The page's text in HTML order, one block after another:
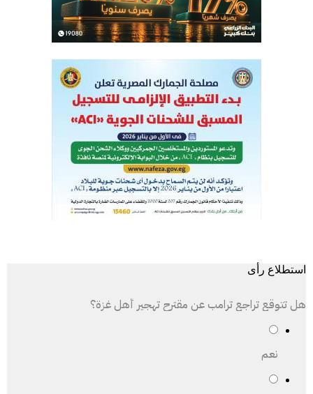
استطلاع رأى
هل تتوقع تراجع ترامب عن مقترح تهجير أهل غزة؟
نعم